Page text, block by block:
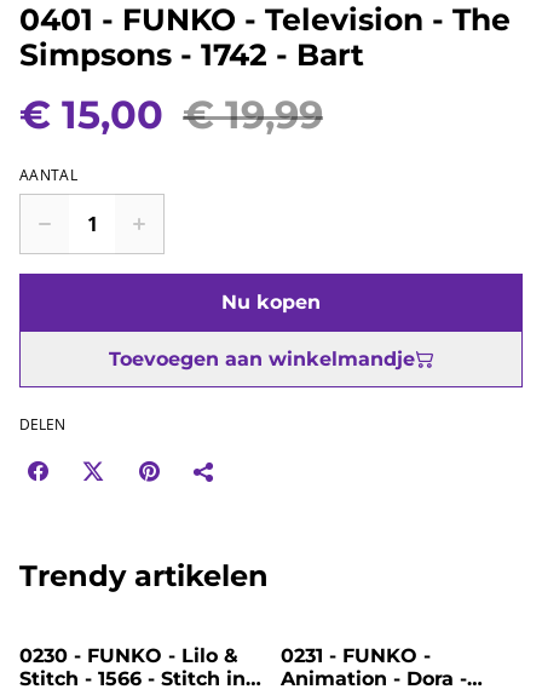
0401 - FUNKO - Television - The
Simpsons - 1742 - Bart
€ 15,00 € 19,99
AANTAL
Nu kopen
Toevoegen aan winkelmandje
DELEN
Trendy artikelen
%
0230 - FUNKO - Lilo &
Stitch - 1566 - Stitch in
%
0231 - FUNKO -
Animation - Dora -